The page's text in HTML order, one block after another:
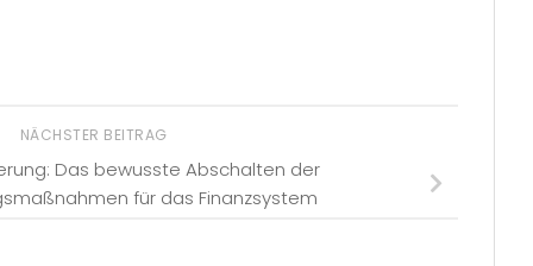
NÄCHSTER BEITRAG
Das bewusste Abschalten der
für das Finanzsystem